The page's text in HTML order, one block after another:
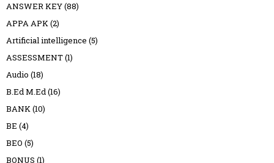
ANSWER KEY(88)
APPA APK(2)
Artificial intelligence (5)
ASSESSMENT(1)
Audio (18)
B.Ed M.Ed(16)
BANK(10)
BE (4)
BEO (5)
BONUS (1)